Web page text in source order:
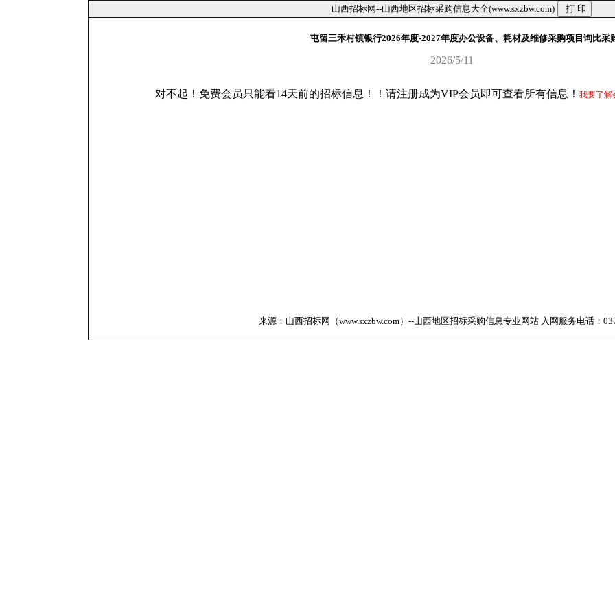
山西招标网--山西地区招标采购信息大全(www.sxzbw.com)
屯留三禾村镇银行2026年度-2027年度办公设备、耗材及维修采购项目询比采
2026/5/11
对不起！免费会员只能看14天前的招标信息！！请注册成为VIP会员即可查看所有信息！ 我要了解
来源：山西招标网（www.sxzbw.com）--山西地区招标采购信息专业网站 入网服务电话：